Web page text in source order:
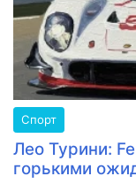
Спорт
Лео Турини:
горькими